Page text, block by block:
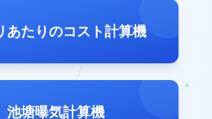
あたりのコスト計算機
池塘曝気計算機